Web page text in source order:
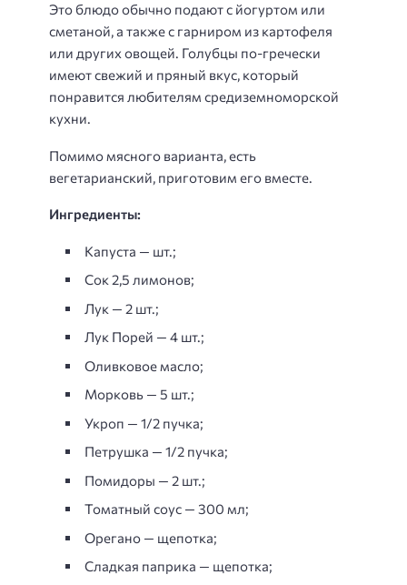
Это блюдо обычно подают с йогуртом или
сметаной, а также с гарниром из картофеля
или других овощей. Голубцы по-гречески
имеют свежий и пряный вкус, который
понравится любителям средиземноморской
кухни.
Помимо мясного варианта, есть
вегетарианский, приготовим его вместе.
Ингредиенты:
Капуста — шт.;
Сок 2,5 лимонов;
Лук — 2 шт.;
Лук Порей — 4 шт.;
Оливковое масло;
Морковь — 5 шт.;
Укроп — 1/2 пучка;
Петрушка — 1/2 пучка;
Помидоры — 2 шт.;
Томатный соус — 300 мл;
Орегано — щепотка;
Сладкая паприка — щепотка;